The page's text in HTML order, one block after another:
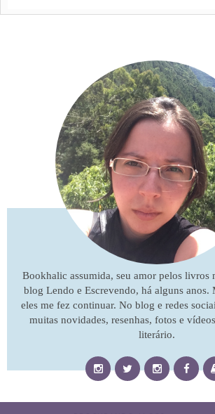
Bookhalic assumida, seu amor pelos livros
blog Lendo e Escrevendo, há alguns anos.
eles me fez continuar. No blog e redes
muitas novidades, resenhas, fotos e
literário.